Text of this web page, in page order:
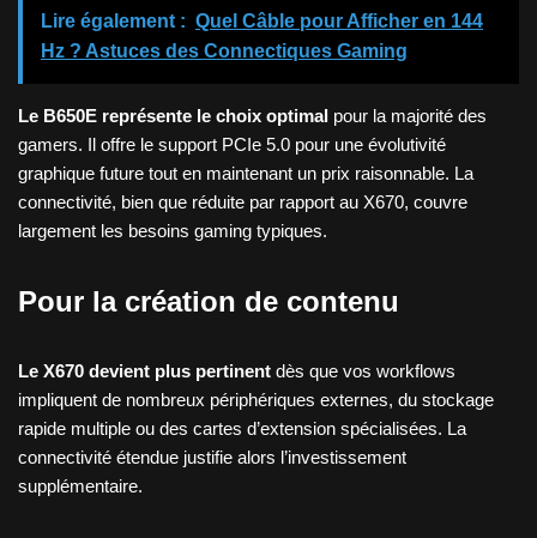
Lire également : Quel Câble pour Afficher en 144
Hz ? Astuces des Connectiques Gaming
Le B650E représente le choix optimal pour la majorité des
gamers. Il offre le support PCIe 5.0 pour une évolutivité
graphique future tout en maintenant un prix raisonnable. La
connectivité, bien que réduite par rapport au X670, couvre
largement les besoins gaming typiques.
Pour la création de contenu
Le X670 devient plus pertinent dès que vos workflows
impliquent de nombreux périphériques externes, du stockage
rapide multiple ou des cartes d’extension spécialisées. La
connectivité étendue justifie alors l’investissement
supplémentaire.